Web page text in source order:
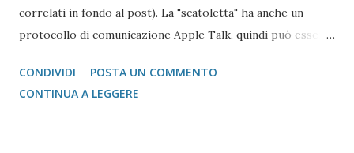
correlati in fondo al post). La "scatoletta" ha anche un
protocollo di comunicazione Apple Talk, quindi può essere
gestione post script integrata (quasi tutte le stampanti
salvo quelle del gruppo Ricoh che hanno bisogno di un
CONDIVIDI
POSTA UN COMMENTO
CONTINUA A LEGGERE